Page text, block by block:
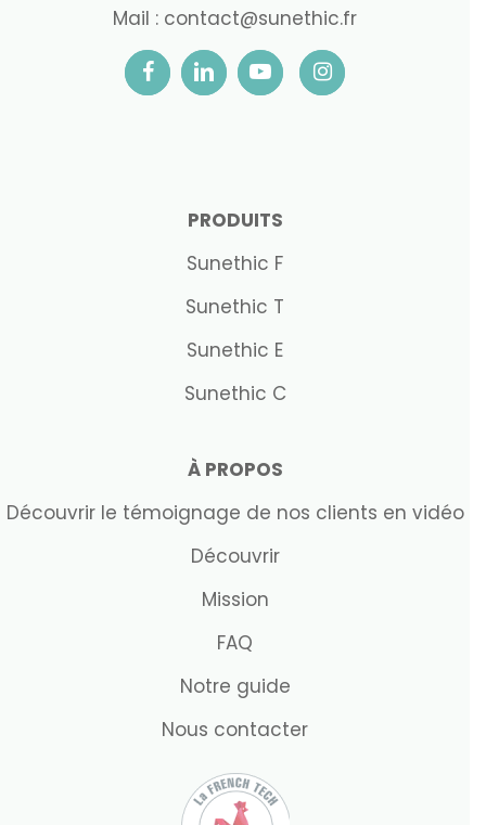
Mail : contact@sunethic.fr
PRODUITS
Sunethic F
Sunethic T
Sunethic E
Sunethic C
À PROPOS
Découvrir le témoignage de nos clients en vidéo
Découvrir
Mission
FAQ
Notre guide
Nous contacter